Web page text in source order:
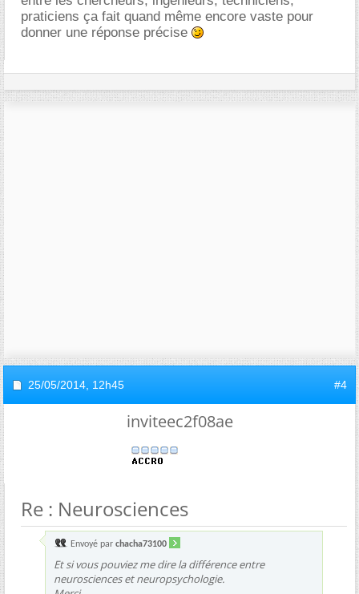
praticiens ça fait quand même encore vaste pour
donner une réponse précise
25/05/2014, 12h45 #4
inviteec2f08ae
Re : Neurosciences
Envoyé par chacha73100
Et si vous pouviez me dire la différence entre
neurosciences et neuropsychologie.